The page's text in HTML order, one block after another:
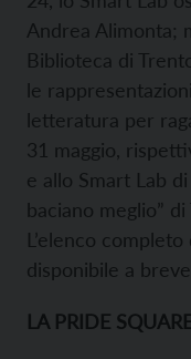
Andrea Alimonta;
Biblioteca di
le
letteratura per
31 maggio,
e allo Smart Lab
baciano meglio”
L’elenco
disponibile a
LA PRIDE